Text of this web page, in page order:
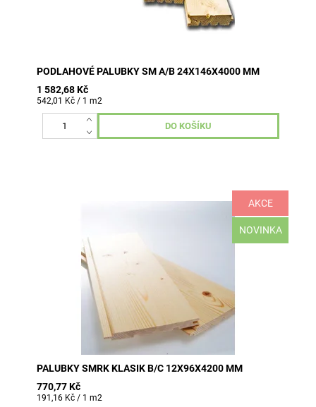
PODLAHOVÉ PALUBKY SM A/B 24X146X4000 MM
1 582,68 Kč
542,01 Kč / 1 m2
AKCE
NOVINKA
PALUBKY SMRK KLASIK B/C 12X96X4200 MM
770,77 Kč
191,16 Kč / 1 m2